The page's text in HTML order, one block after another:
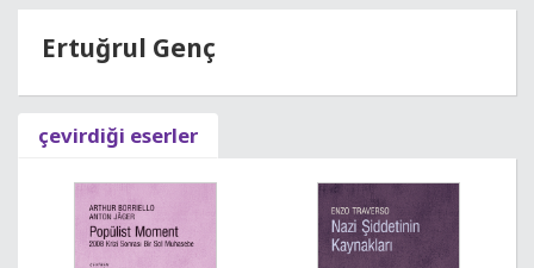
Ertuğrul Genç
çevirdiği eserler